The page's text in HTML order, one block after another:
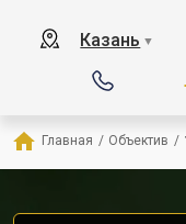
Казань ▼
Главная / Объектив /